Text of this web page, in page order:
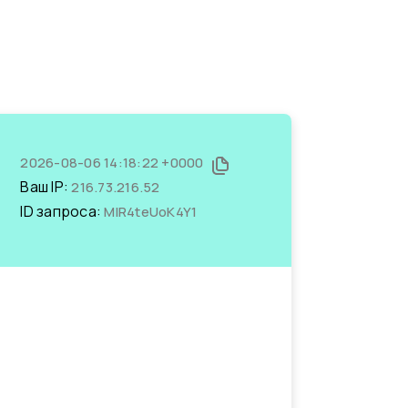
2026-08-06 14:18:22 +0000
Ваш IP:216.73.216.52
ID запроса:MIR4teUoK4Y1